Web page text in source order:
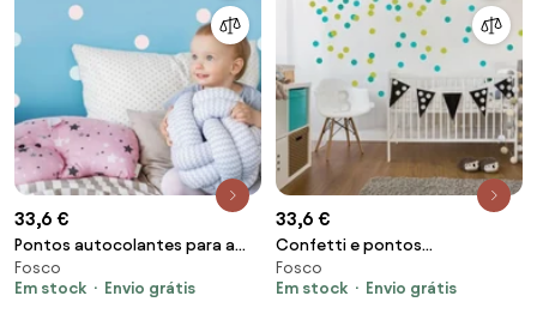
33,6 €
Pontos autocolantes para a
parede em rosa e azul
Fosco
Em stock
Envio grátis
33,6 €
Confetti e pontos
autocolantes em turquesa
Fosco
Em stock
Envio grátis